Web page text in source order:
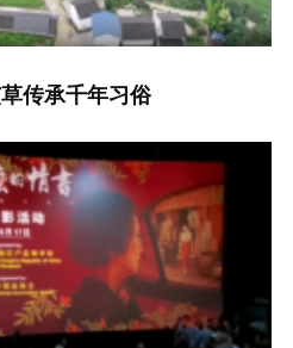
传承千年习俗